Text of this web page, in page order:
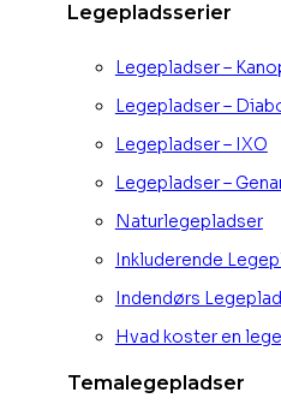
Legepladsserier
Legepladser –
Legepladser –
Legepladser – IXO
Legepladser –
Naturlegepladser
Inkluderende
Indendørs
Hvad koster en
Temalegepladser